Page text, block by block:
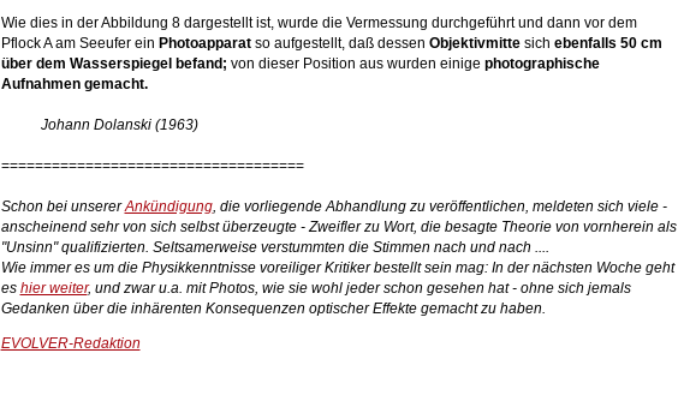
Wie dies in der Abbildung 8 dargestellt ist, wurde die Vermessung durchgeführt und dann vor dem
Pflock A am Seeufer ein Photoapparat so aufgestellt, daß dessen Objektivmitte sich ebenfalls 50 cm
über dem Wasserspiegel befand; von dieser Position aus wurden einige photographische
Aufnahmen gemacht.
Johann Dolanski (1963)
====================================
Schon bei unsererAnkündigung, die vorliegende Abhandlung zu veröffentlichen, meldeten sich viele -
anscheinend sehr von sich selbst überzeugte - Zweifler zu Wort, die besagte Theorie von vornherein als
"Unsinn" qualifizierten. Seltsamerweise verstummten die Stimmen nach und nach ....
Wie immer es um die Physikkenntnisse voreiliger Kritiker bestellt sein mag: In der nächsten Woche geht
es hier weiter, und zwar u.a. mit Photos, wie sie wohl jeder schon gesehen hat - ohne sich jemals
Gedanken über die inhärenten Konsequenzen optischer Effekte gemacht zu haben.
EVOLVER-Redaktion